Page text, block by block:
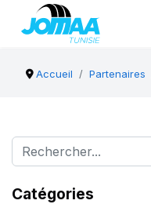
Accueil Partenaires
Catégories